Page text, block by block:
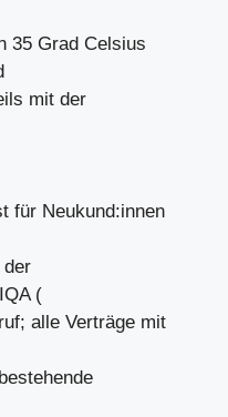
35 Grad Celsius
mit der
für Neukund:innen
der
(
alle Verträge mit